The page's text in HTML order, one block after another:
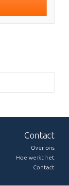
Contact
Over ons
Hoe werkt het
Contact